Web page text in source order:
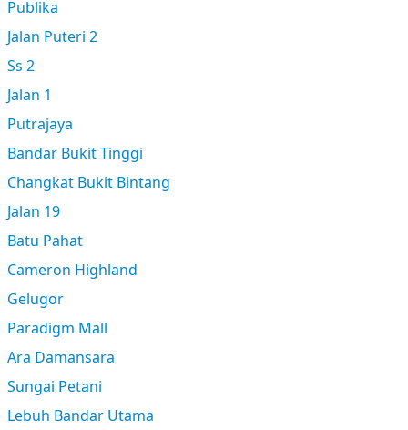
Publika
Jalan Puteri 2
Ss 2
Jalan 1
Putrajaya
Bandar Bukit Tinggi
Changkat Bukit Bintang
Jalan 19
Batu Pahat
Cameron Highland
Gelugor
Paradigm Mall
Ara Damansara
Sungai Petani
Lebuh Bandar Utama